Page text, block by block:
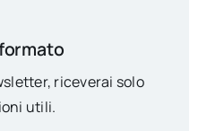
riceverai solo
utili.